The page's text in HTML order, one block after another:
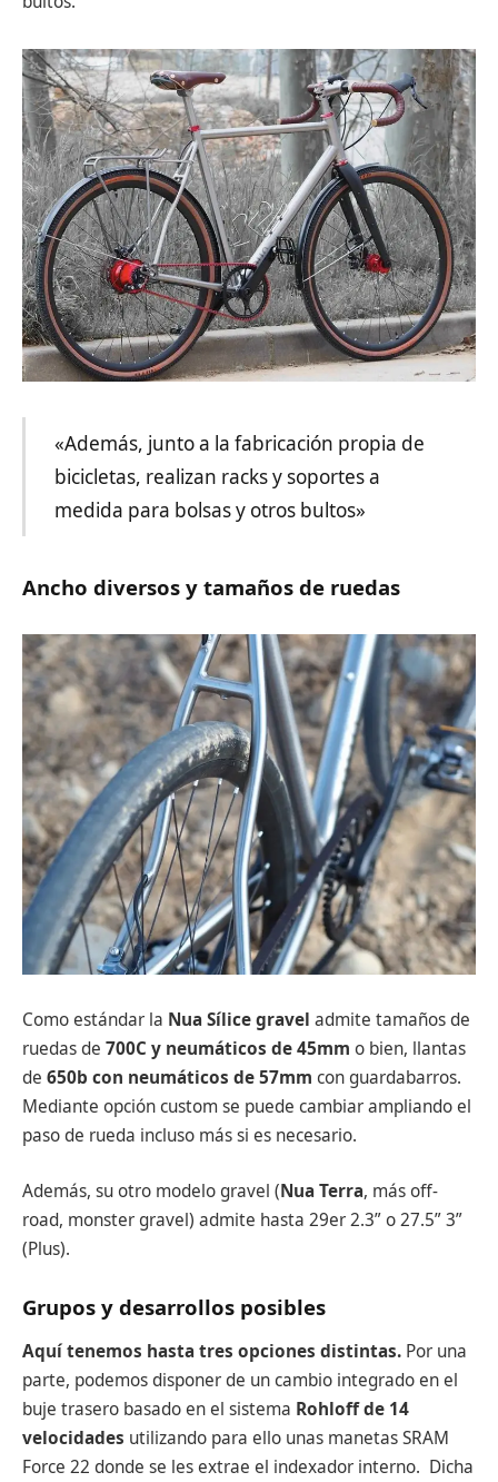
«Además, junto a la fabricación propia de
bicicletas, realizan racks y soportes a
medida para bolsas y otros bultos»
Ancho diversos y tamaños de ruedas
Como estándar la Nua Sílice gravel admite tamaños de
ruedas de 700C y neumáticos de 45mm o bien, llantas
de 650b con neumáticos de 57mm con guardabarros.
Mediante opción custom se puede cambiar ampliando el
paso de rueda incluso más si es necesario.
Además, su otro modelo gravel (Nua Terra, más off-
road, monster gravel) admite hasta 29er 2.3” o 27.5” 3”
(Plus).
Grupos y desarrollos posibles
Aquí tenemos hasta tres opciones distintas. Por una
parte, podemos disponer de un cambio integrado en el
buje trasero basado en el sistema Rohloff de 14
velocidades utilizando para ello unas manetas SRAM
Force 22 donde se les extrae el indexador interno. Dicha